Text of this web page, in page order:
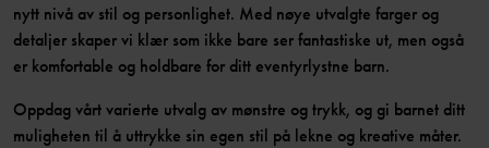
nytt nivå av stil og personlighet. Med nøye utvalgte farger og
detaljer skaper vi klær som ikke bare ser fantastiske ut, men også
er komfortable og holdbare for ditt eventyrlystne barn.
Oppdag vårt varierte utvalg av mønstre og trykk, og gi barnet ditt
muligheten til å uttrykke sin egen stil på lekne og kreative måter.